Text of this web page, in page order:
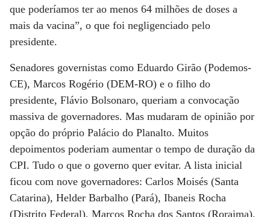
que poderíamos ter ao menos 64 milhões de doses a
mais da vacina”, o que foi negligenciado pelo
presidente.
Senadores governistas como Eduardo Girão (Podemos-
CE), Marcos Rogério (DEM-RO) e o filho do
presidente, Flávio Bolsonaro, queriam a convocação
massiva de governadores. Mas mudaram de opinião por
opção do próprio Palácio do Planalto. Muitos
depoimentos poderiam aumentar o tempo de duração da
CPI. Tudo o que o governo quer evitar. A lista inicial
ficou com nove governadores: Carlos Moisés (Santa
Catarina), Helder Barbalho (Pará), Ibaneis Rocha
(Distrito Federal), Marcos Rocha dos Santos (Roraima),